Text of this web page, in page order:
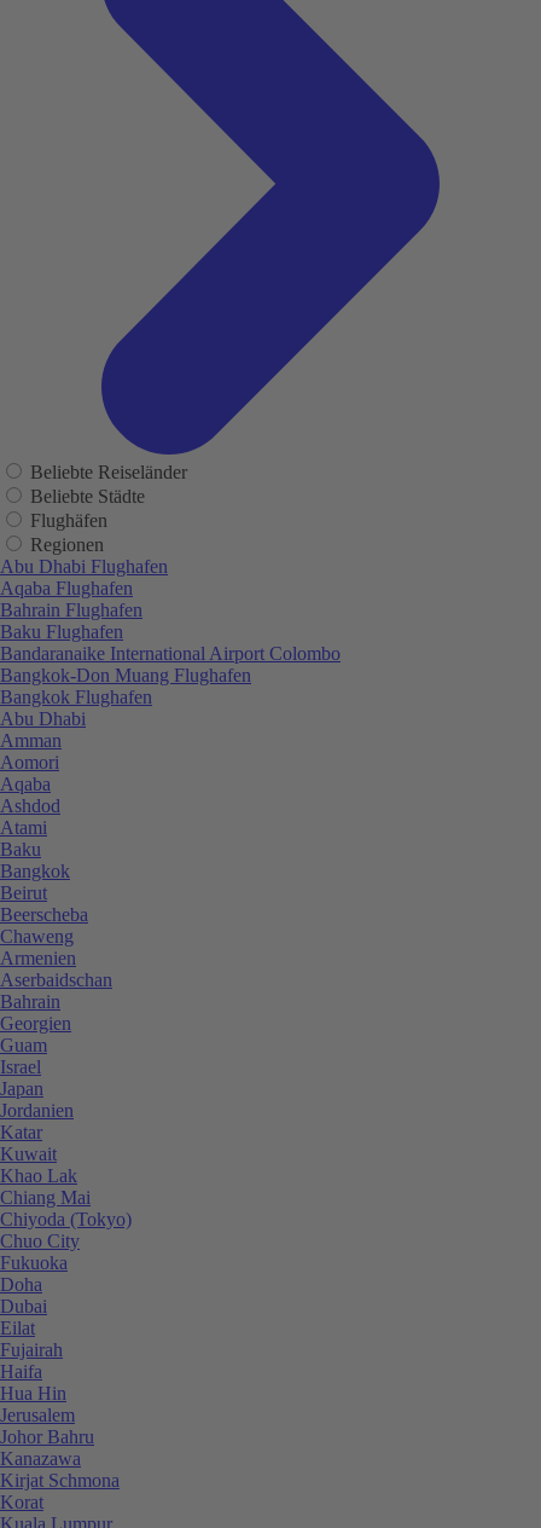
Beliebte Reiseländer
Beliebte Städte
Flughäfen
Regionen
Abu Dhabi Flughafen
Aqaba Flughafen
Bahrain Flughafen
Baku Flughafen
Bandaranaike International Airport Colombo
Bangkok-Don Muang Flughafen
Bangkok Flughafen
Abu Dhabi
Amman
Aomori
Aqaba
Ashdod
Atami
Baku
Bangkok
Beirut
Beerscheba
Chaweng
Armenien
Aserbaidschan
Bahrain
Georgien
Guam
Israel
Japan
Jordanien
Katar
Kuwait
Khao Lak
Chiang Mai
Chiyoda (Tokyo)
Chuo City
Fukuoka
Doha
Dubai
Eilat
Fujairah
Haifa
Hua Hin
Jerusalem
Johor Bahru
Kanazawa
Kirjat Schmona
Korat
Kuala Lumpur